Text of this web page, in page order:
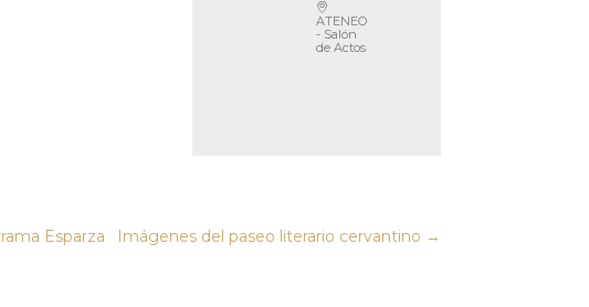
ATENEO
- Salón
de Actos
Esparza Imágenes del paseo literario cervantino →